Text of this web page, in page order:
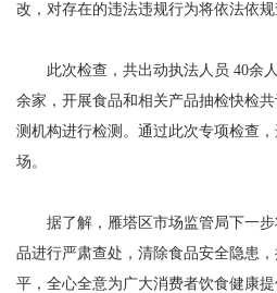
改，对存在的违法违规行为将依法依规
此次检查，共出动执法人员 40余人
余家，开展食品和相关产品抽检快检
测机构进行检测。通过此次专项检查
场。
据了解，雁塔区市场监管局下一步
品进行严肃查处，清除食品安全隐患
平，全心全意为广大消费者饮食健康提